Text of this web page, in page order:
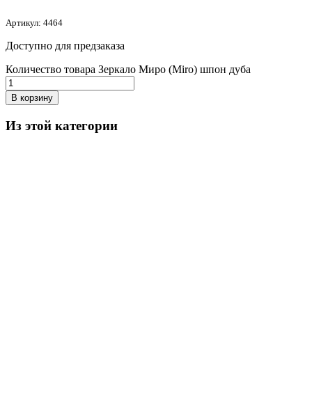
Артикул: 4464
Доступно для предзаказа
Количество товара Зеркало Миро (Miro) шпон дуба
В корзину
Из этой категории